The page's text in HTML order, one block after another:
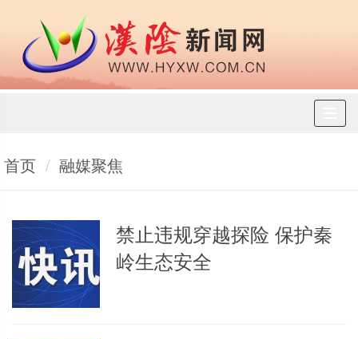
首页 融媒聚焦
禁止违规穿越探险 保护秦
岭生态安全